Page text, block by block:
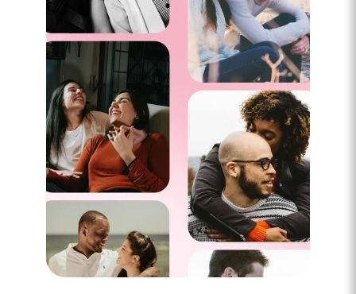
5 signes qui montrent qu’il vous faut
vraiment une copine